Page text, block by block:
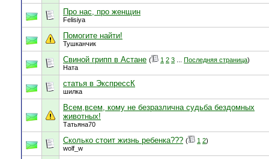
Про нас, про женщин
Felisiya
Помогите найти!
Тушканчик
Свиной грипп в Астане ( 1 2 3 Последняя страница)
Ната
статья в ЭкспрессК
шилка
Всем,всем, кому не безразлична судьба бездомных
животных!
Татьяна70
Сколько стоит жизнь ребенка??? ( 1 2)
wolf_w